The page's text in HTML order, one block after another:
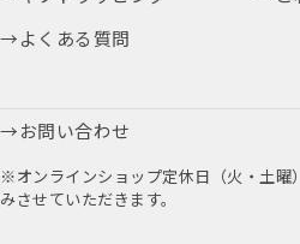
よくある質問
お問い合わせ
※オンラインショップ定休日（火・土曜
みさせていただきます。